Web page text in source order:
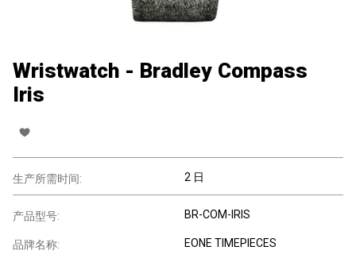
Wristwatch - Bradley Compass
Iris
生产所需时间: 2 日
产品型号: BR-COM-IRIS
品牌名称: EONE TIMEPIECES